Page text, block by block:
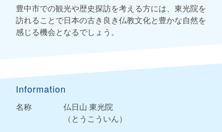
豊中市での観光や歴史探訪を考える方には、東光院を
訪れることで日本の古き良き仏教文化と豊かな自然を
感じる機会となるでしょう。
Information
名称
仏日山 東光院
（とうこういん）